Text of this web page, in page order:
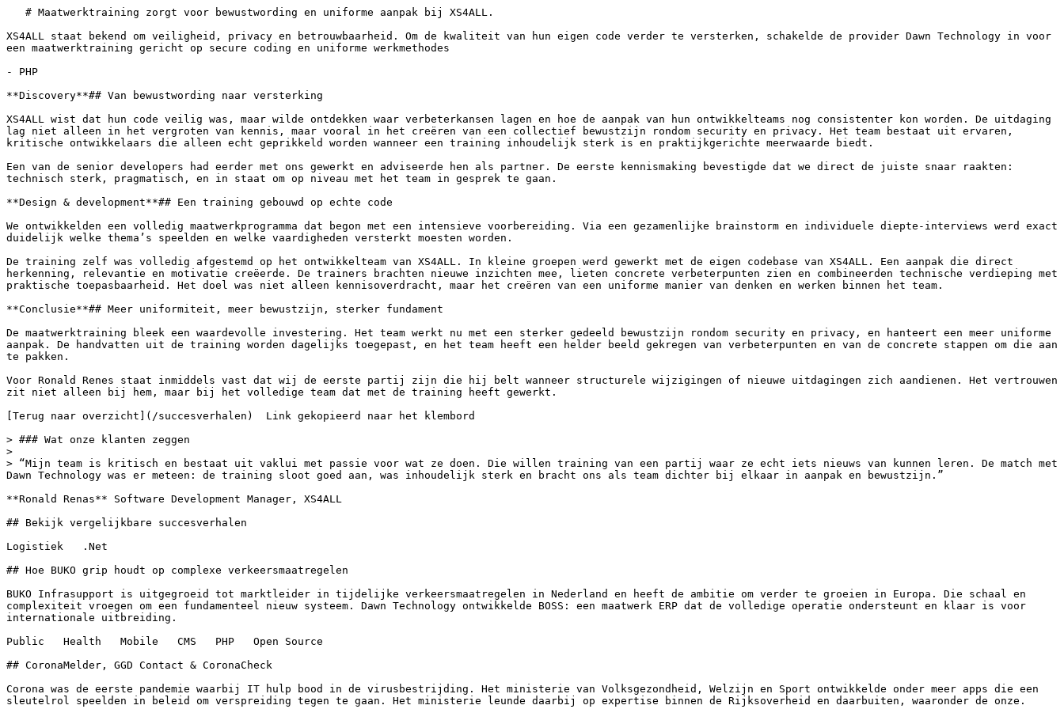
XS4ALL staat bekend om veiligheid, privacy en betrouwbaarheid. Om de kwaliteit van hun eigen code verder te versterken, schakelde de provider Dawn Technology in voor
een maatwerktraining gericht op secure coding en uniforme werkmethodes
- PHP
**Discovery**## Van bewustwording naar versterking
XS4ALL wist dat hun code veilig was, maar wilde ontdekken waar verbeterkansen lagen en hoe de aanpak van hun ontwikkelteams nog consistenter kon worden. De uitdaging
lag niet alleen in het vergroten van kennis, maar vooral in het creëren van een collectief bewustzijn rondom security en privacy. Het team bestaat uit ervaren,
kritische ontwikkelaars die alleen echt geprikkeld worden wanneer een training inhoudelijk sterk is en praktijkgerichte meerwaarde biedt.
Een van de senior developers had eerder met ons gewerkt en adviseerde hen als partner. De eerste kennismaking bevestigde dat we direct de juiste snaar raakten:
technisch sterk, pragmatisch, en in staat om op niveau met het team in gesprek te gaan.
**Design & development**## Een training gebouwd op echte code
We ontwikkelden een volledig maatwerkprogramma dat begon met een intensieve voorbereiding. Via een gezamenlijke brainstorm en individuele diepte-interviews werd exact
duidelijk welke thema’s speelden en welke vaardigheden versterkt moesten worden.
De training zelf was volledig afgestemd op het ontwikkelteam van XS4ALL. In kleine groepen werd gewerkt met de eigen codebase van XS4ALL. Een aanpak die direct
herkenning, relevantie en motivatie creëerde. De trainers brachten nieuwe inzichten mee, lieten concrete verbeterpunten zien en combineerden technische verdieping met
praktische toepasbaarheid. Het doel was niet alleen kennisoverdracht, maar het creëren van een uniforme manier van denken en werken binnen het team.
**Conclusie**## Meer uniformiteit, meer bewustzijn, sterker fundament
De maatwerktraining bleek een waardevolle investering. Het team werkt nu met een sterker gedeeld bewustzijn rondom security en privacy, en hanteert een meer uniforme
aanpak. De handvatten uit de training worden dagelijks toegepast, en het team heeft een helder beeld gekregen van verbeterpunten en van de concrete stappen om die aan
te pakken.
Voor Ronald Renes staat inmiddels vast dat wij de eerste partij zijn die hij belt wanneer structurele wijzigingen of nieuwe uitdagingen zich aandienen. Het vertrouwen
zit niet alleen bij hem, maar bij het volledige team dat met de training heeft gewerkt.
[Terug naar overzicht](/succesverhalen)  Link gekopieerd naar het klembord
> ### Wat onze klanten zeggen
>
> “Mijn team is kritisch en bestaat uit vaklui met passie voor wat ze doen. Die willen training van een partij waar ze echt iets nieuws van kunnen leren. De match met
Dawn Technology was er meteen: de training sloot goed aan, was inhoudelijk sterk en bracht ons als team dichter bij elkaar in aanpak en bewustzijn.”
**Ronald Renas** Software Development Manager, XS4ALL
## Bekijk vergelijkbare succesverhalen
Logistiek   .Net
## Hoe BUKO grip houdt op complexe verkeersmaatregelen
BUKO Infrasupport is uitgegroeid tot marktleider in tijdelijke verkeersmaatregelen in Nederland en heeft de ambitie om verder te groeien in Europa. Die schaal en
complexiteit vroegen om een fundamenteel nieuw systeem. Dawn Technology ontwikkelde BOSS: een maatwerk ERP dat de volledige operatie ondersteunt en klaar is voor
internationale uitbreiding.
Public   Health   Mobile   CMS   PHP   Open Source
## CoronaMelder, GGD Contact & CoronaCheck
Corona was de eerste pandemie waarbij IT hulp bood in de virusbestrijding. Het ministerie van Volksgezondheid, Welzijn en Sport ontwikkelde onder meer apps die een
sleutelrol speelden in beleid om verspreiding tegen te gaan. Het ministerie leunde daarbij op expertise binnen de Rijksoverheid en daarbuiten, waaronder de onze.